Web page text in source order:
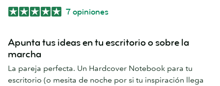
7 opiniones
Apunta tus ideas en tu escritorio o sobre la
marcha
La pareja perfecta. Un Hardcover Notebook para tu
escritorio (o mesita de noche por si tu inspiración llega